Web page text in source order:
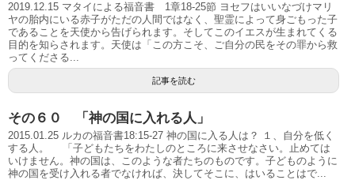
2019.12.15 マタイによる福音書 1章18-25節 ヨセフはいいなづけマリ
ヤの胎内にいる赤子がただの人間ではなく、聖霊によって身ごもった子
であることを天使から告げられます。そしてこのイエスが生まれてくる
目的を知らされます。天使は「この方こそ、ご自分の民をその罪から救
ってくださる...
記事を読む
その６０ 「神の国に入れる人」
2015.01.25 ルカの福音書18:15-27 神の国に入る人は？ １、自分を低く
する人。 「子どもたちをわたしのところに来させなさい。止めては
いけません。神の国は、このような者たちのものです。子どものように
神の国を受け入れる者でなければ、決してそこに、はいることはで...